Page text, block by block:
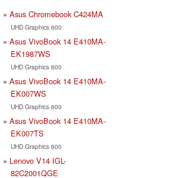
Asus Chromebook C424MA
UHD Graphics 600
Asus VivoBook 14 E410MA-
EK1987WS
UHD Graphics 600
Asus VivoBook 14 E410MA-
EK007WS
UHD Graphics 600
Asus VivoBook 14 E410MA-
EK007TS
UHD Graphics 600
Lenovo V14 IGL-
82C2001QGE